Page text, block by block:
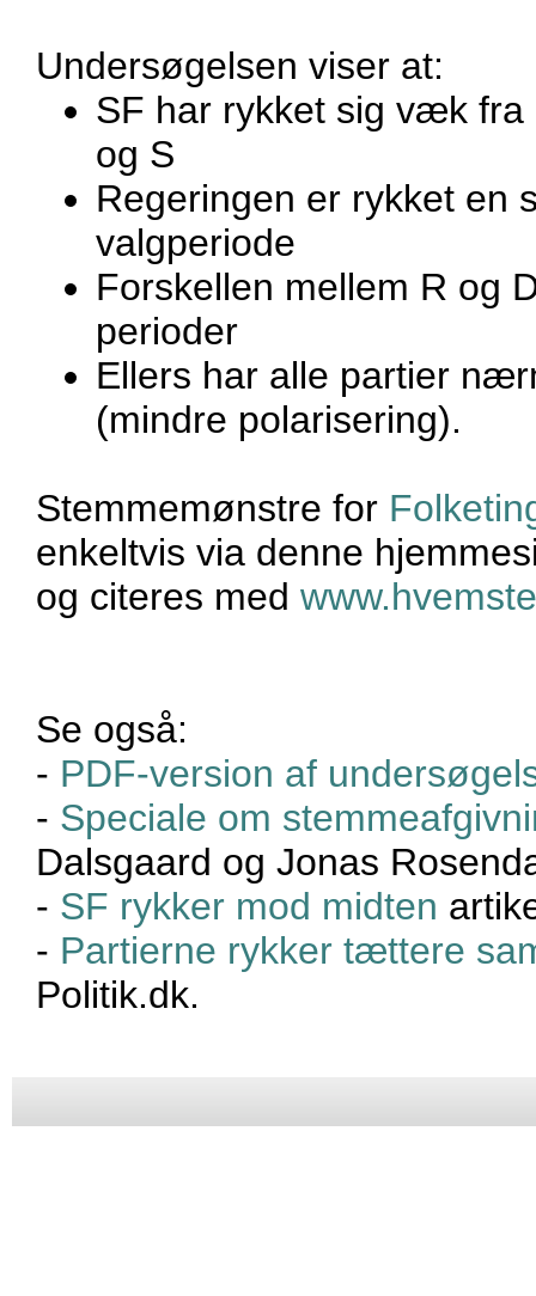
Undersøgelsen viser at:
SF har rykket sig væk
og S
Regeringen er rykket
valgperiode
Forskellen mellem R og
perioder
Ellers har alle partier
(mindre polarisering).
Stemmemønstre for
enkeltvis via denne
og citeres med
Se også:
- PDF-version af
- Speciale om
Dalsgaard og Jonas
- SF rykker mod midten
- Partierne rykker tættere
Politik.dk.